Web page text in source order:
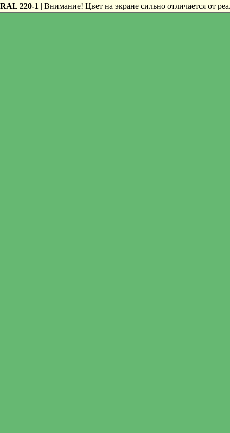
RAL 220-1 | Внимание! Цвет на экране сильно отличается от